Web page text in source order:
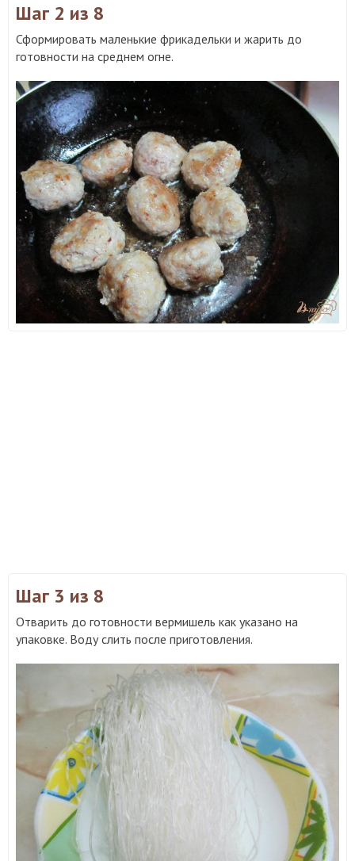
Шаг 2 из 8
Сформировать маленькие фрикадельки и жарить до
готовности на среднем огне.
Шаг 3 из 8
Отварить до готовности вермишель как указано на
упаковке. Воду слить после приготовления.